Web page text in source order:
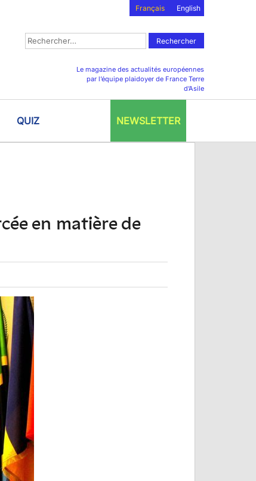
Français English
Rechercher :
Le magazine des actualités européennes
par l’équipe plaidoyer de France Terre
d’Asile
QUIZ NEWSLETTER
en matière de